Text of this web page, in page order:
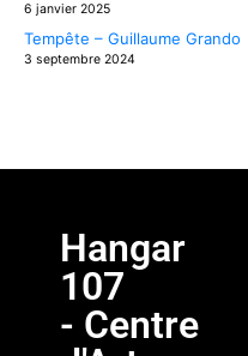
6 janvier 2025
Tempête – Guillaume Grando
3 septembre 2024
Hangar
107
- Centre